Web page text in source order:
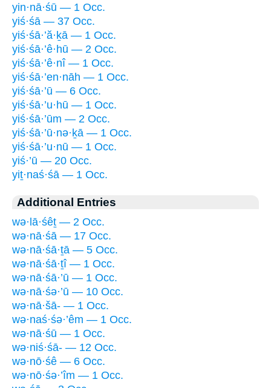
yin·nā·śū — 1 Occ.
yiś·śā — 37 Occ.
yiś·śā·’ă·ḵā — 1 Occ.
yiś·śā·’ê·hū — 2 Occ.
yiś·śā·’ê·nî — 1 Occ.
yiś·śā·’en·nāh — 1 Occ.
yiś·śā·’ū — 6 Occ.
yiś·śā·’u·hū — 1 Occ.
yiś·śā·’ūm — 2 Occ.
yiś·śā·’ū·nə·ḵā — 1 Occ.
yiś·śā·’u·nū — 1 Occ.
yiś·’ū — 20 Occ.
yiṯ·naś·śā — 1 Occ.
Additional Entries
wə·lā·śêṯ — 2 Occ.
wə·nā·śā — 17 Occ.
wə·nā·śā·ṯā — 5 Occ.
wə·nā·śā·ṯî — 1 Occ.
wə·nā·śā·’ū — 1 Occ.
wə·nā·śə·’ū — 10 Occ.
wə·nā·šā- — 1 Occ.
wə·naś·śə·’êm — 1 Occ.
wə·nā·śū — 1 Occ.
wə·niś·śā- — 12 Occ.
wə·nō·śê — 6 Occ.
wə·nō·śə·’îm — 1 Occ.